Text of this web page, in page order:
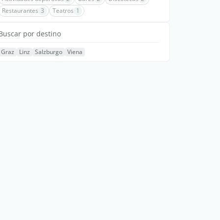
Restaurantes 3 Teatros 1
por destino
Graz Linz Salzburgo Viena